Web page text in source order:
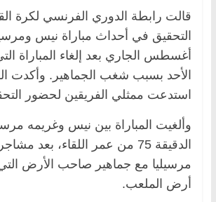
قالت رابطة الدوري الفرنسي لكرة
أغسطس الجاري بعد إلغاء المباراة
الأحد بسبب شغب الجماهير. وأكدت
استدعت ممثلي الفريقين لحضور
وألغيت المباراة بين نيس وغريمه
الدقيقة 75 من عمر اللقاء، بعد
مرسيليا مع جماهير صاحب الأرض
أرض الملعب.